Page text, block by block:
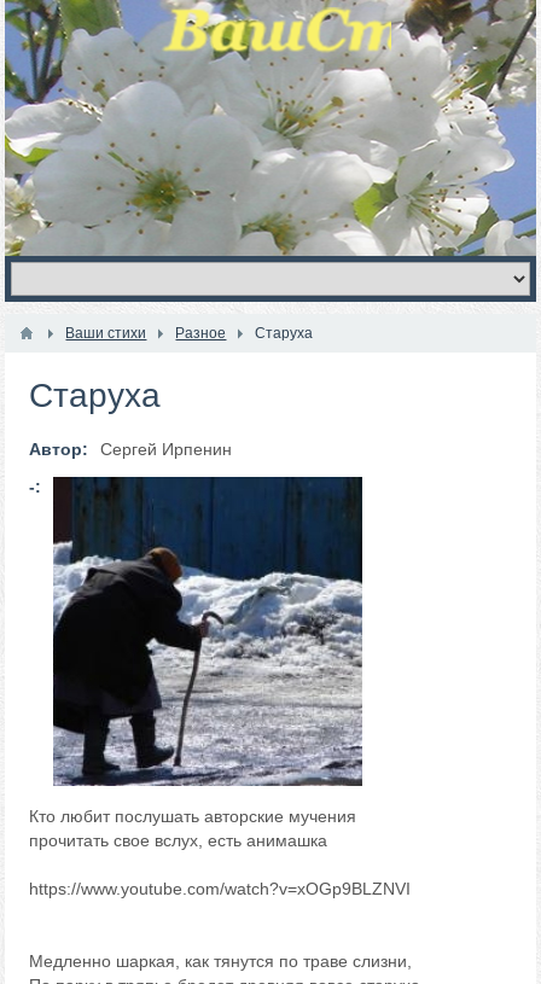
Ваши стихи Разное Старуха
Старуха
Автор:
Сергей Ирпенин
-:
Кто любит послушать авторские мучения
прочитать свое вслух, есть анимашка
https://www.youtube.com/watch?v=xOGp9BLZNVI
Медленно шаркая, как тянутся по траве слизни,